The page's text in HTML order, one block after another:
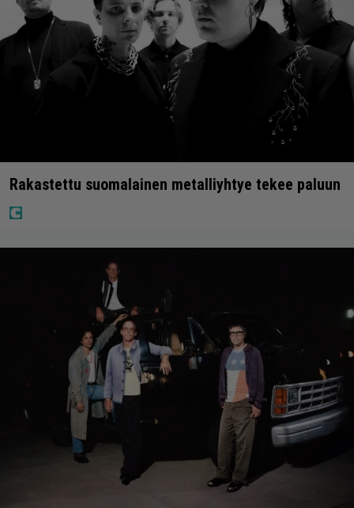
Rakastettu suomalainen metalliyhtye tekee paluun